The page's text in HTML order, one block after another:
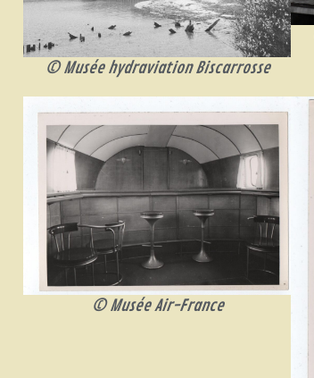
© Musée hydraviation Biscarrosse
© Musée Air-France